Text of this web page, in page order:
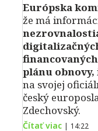
Európska
že má
plánu obnovy,
na svojej
český
Zdechovský.
Čítať viac | 14:22